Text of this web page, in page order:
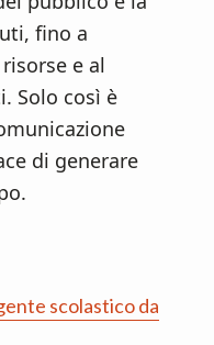
fino a
e al
Solo così è
di generare
scolastico da